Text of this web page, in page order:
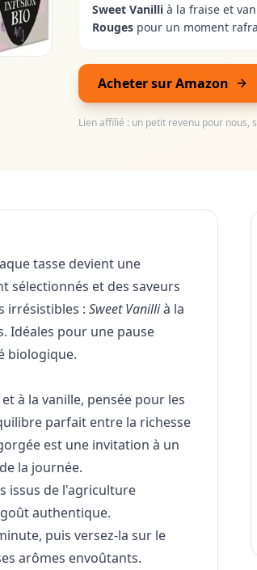
Sweet Vanilli à la fraise et
Rouges pour un moment
Acheter sur Amazon
Lien affilié : un petit revenu pour nous,
tasse devient une
sélectionnés et des saveurs
irrésistibles : Sweet Vanillià la
Idéales pour une pause
biologique.
à la vanille, pensée pour les
parfait entre la richesse
est une invitation à un
la journée.
issus de l'agriculture
authentique.
puis versez-la sur le
arômes envoûtants.